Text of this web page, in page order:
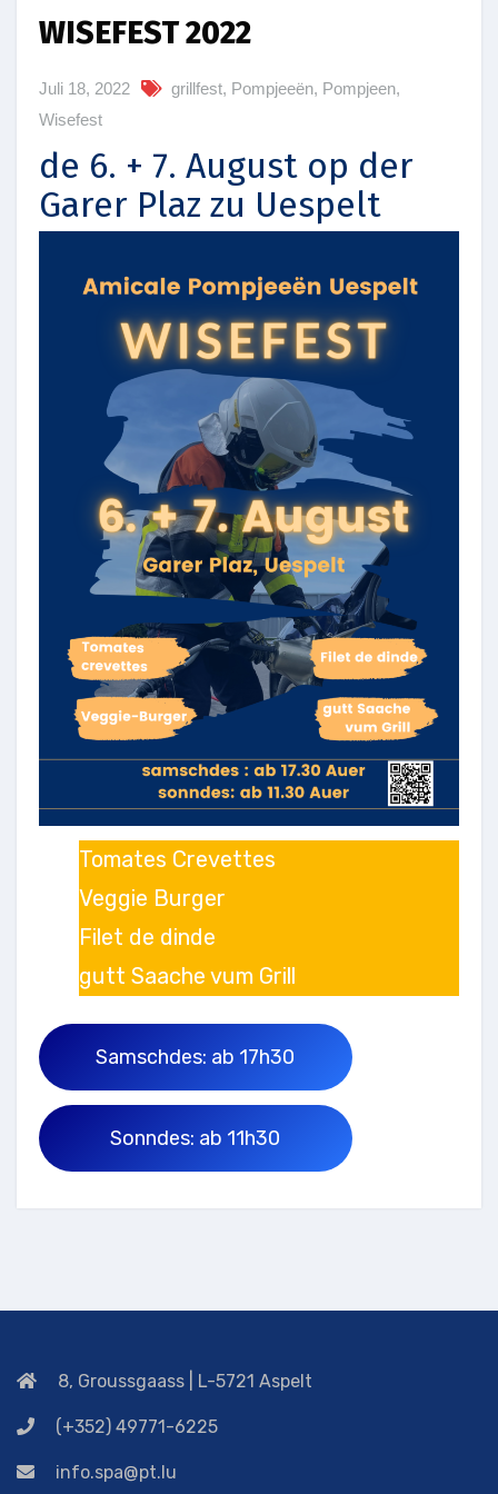
WISEFEST 2022
Juli 18, 2022 grillfest, Pompjeeën, Pompjeen,
Wisefest
de 6. + 7. August op der
Garer Plaz zu Uespelt
Tomates Crevettes
Veggie Burger
Filet de dinde
gutt Saache vum Grill
Samschdes: ab 17h30
Sonndes: ab 11h30
8, Groussgaass | L-5721 Aspelt
(+352) 49771-6225
info.spa@pt.lu